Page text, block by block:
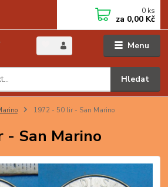
Menu
Hledat
0 ks
za 0,00 Kč
1972 - 50 lir - San Marino
- San Marino